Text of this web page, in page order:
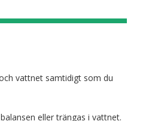
vattnet samtidigt som du
eller trängas i vattnet.